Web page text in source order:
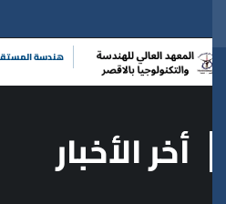
هندسة المستقب|
أخر الأخبار